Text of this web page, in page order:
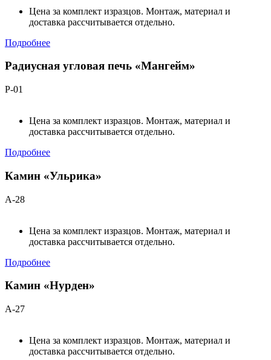
Цена за комплект изразцов. Монтаж, материал и
доставка рассчитывается отдельно.
Подробнее
Радиусная угловая печь «Мангейм»
Р-01
Цена за комплект изразцов. Монтаж, материал и
доставка рассчитывается отдельно.
Подробнее
Камин «Ульрика»
А-28
Цена за комплект изразцов. Монтаж, материал и
доставка рассчитывается отдельно.
Подробнее
Камин «Нурден»
А-27
Цена за комплект изразцов. Монтаж, материал и
доставка рассчитывается отдельно.